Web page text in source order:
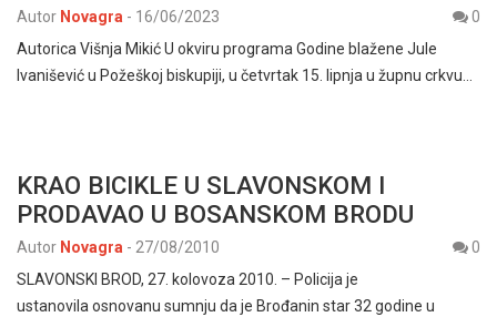
Autor Novagra - 16/06/2023
0
Autorica Višnja Mikić U okviru programa Godine blažene Jule
Ivanišević u Požeškoj biskupiji, u četvrtak 15. lipnja u župnu crkvu…
KRAO BICIKLE U SLAVONSKOM I
PRODAVAO U BOSANSKOM BRODU
Autor Novagra - 27/08/2010
0
SLAVONSKI BROD, 27. kolovoza 2010. – Policija je
ustanovila osnovanu sumnju da je Brođanin star 32 godine u